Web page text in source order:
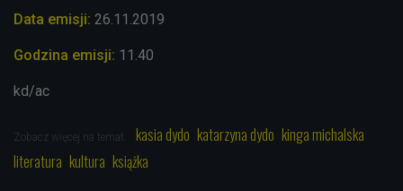
Data emisji: 26 .11.2019
Godzina emisji: 11.40
kd/ac
Zobacz więcej na temat: kasia dydo katarzyna dydo kinga michalska
literatura kultura książka